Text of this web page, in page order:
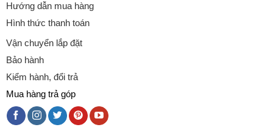
Hướng dẫn mua hàng
Hình thức thanh toán
Vận chuyển lắp đặt
Bảo hành
Kiểm hành, đổi trả
Mua hàng trả góp